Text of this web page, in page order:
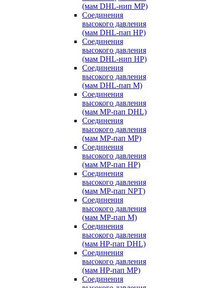
(мам DHL-нип MP)
Соединения
высокого давления
(мам DHL-пап HP)
Соединения
высокого давления
(мам DHL-нип HP)
Соединения
высокого давления
(мам DHL-пап M)
Соединения
высокого давления
(мам MP-пап DHL)
Соединения
высокого давления
(мам MP-пап MP)
Соединения
высокого давления
(мам MP-пап HP)
Соединения
высокого давления
(мам MP-пап NPT)
Соединения
высокого давления
(мам MP-пап M)
Соединения
высокого давления
(мам HP-пап DHL)
Соединения
высокого давления
(мам HP-пап MP)
Соединения